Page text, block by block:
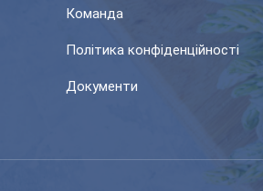
Команда
Політика конфіденційності
Документи